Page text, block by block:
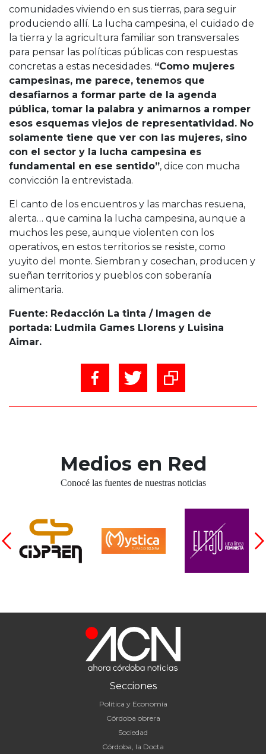
comunidades viviendo en sus tierras, para seguir
produciendo allí. La lucha campesina, el cuidado de
la tierra y la agricultura familiar son transversales
para pensar las políticas públicas con respuestas
concretas a estas necesidades. “Como mujeres
campesinas, me parece, tenemos que
desafiarnos a formar parte de la agenda
pública, tomar la palabra y animarnos a romper
esos esquemas viejos de representatividad. No
solamente tiene que ver con las mujeres, sino
con el sector y la lucha campesina es
fundamental en ese sentido”, dice con mucha
convicción la entrevistada.
El canto de los encuentros y las marchas resuena,
alerta… que camina la lucha campesina, aunque a
muchos les pese, aunque violenten con los
operativos, en estos territorios se resiste, como
yuyito del monte. Siembran y cosechan, producen y
sueñan territorios y pueblos con soberanía
alimentaria.
Fuente: Redacción La tinta / Imagen de
portada: Ludmila Games Llorens y Luisina
Aimar.
Medios en Red
Conocé las fuentes de nuestras noticias
Secciones
Política y Economía
Córdoba obrera
Sociedad
Córdoba, la Docta